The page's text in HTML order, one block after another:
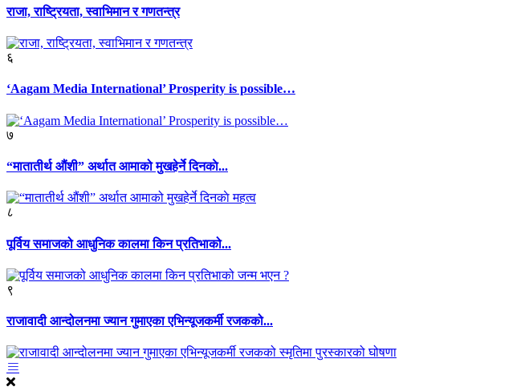
राजा, राष्ट्रियता, स्वाभिमान र गणतन्त्र
६
‘Aagam Media International’ Prosperity is possible…
७
“मातातीर्थ औंशी” अर्थात आमाको मुखहेर्ने दिनकाे...
८
पूर्विय समाजको आधुनिक कालमा किन प्रतिभाको...
९
राजावादी आन्दोलनमा ज्यान गुमाएका एभिन्यूजकर्मी रजकको...